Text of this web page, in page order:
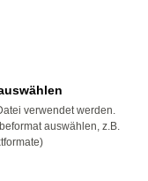
verwendet werden.
auswählen, z.B.